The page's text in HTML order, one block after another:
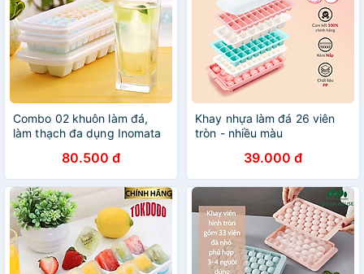
Combo 02 khuôn làm đá,
làm thạch đa dụng Inomata
80.500 đ
Khay nhựa làm đá 26 viên
tròn - nhiều màu
39.000 đ